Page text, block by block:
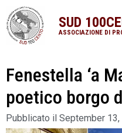
SUD
ASSOCIAZIONE DI
Fenestella ‘a
poetico borgo
Pubblicato il September 13,